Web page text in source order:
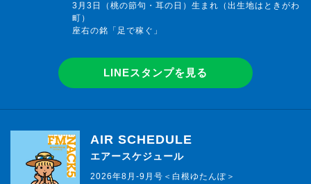
3月3日（桃の節句・耳の日）生まれ（出生地はときがわ
町）
座右の銘「足で稼ぐ」
LINEスタンプを見る
AIR SCHEDULE
エアースケジュール
2026年8月-9月号＜白根ゆたんぽ＞